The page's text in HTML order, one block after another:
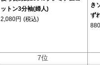
ットン3分袖(婦人)
2,080円 (税込)
き
ず
7位